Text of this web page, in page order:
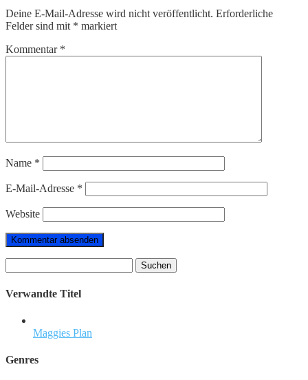
Deine E-Mail-Adresse wird nicht veröffentlicht. Erforderliche
Felder sind mit * markiert
Kommentar *
Name *
E-Mail-Adresse *
Website
nach:
Verwandte Titel
Maggies Plan
Genres